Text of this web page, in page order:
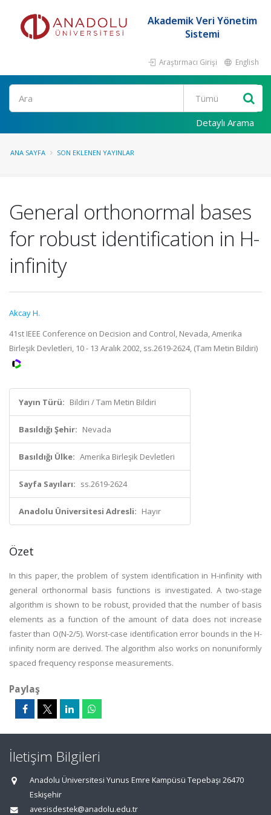
Akademik Veri Yönetim
Sistemi
Araştırmacı Girişi English
Ara
Detaylı Arama
ANA SAYFA SON EKLENEN YAYINLAR
General orthonormal bases
for robust identification in H-
infinity
Akcay H.
41st IEEE Conference on Decision and Control, Nevada, Amerika
Birleşik Devletleri, 10 - 13 Aralık 2002, ss.2619-2624, (Tam Metin Bildiri)
Yayın Türü: Bildiri / Tam Metin Bildiri
Basıldığı Şehir: Nevada
Basıldığı Ülke: Amerika Birleşik Devletleri
Sayfa Sayıları: ss.2619-2624
Anadolu Üniversitesi Adresli: Hayır
Özet
In this paper, the problem of system identification in H-infinity with
general orthonormal basis functions is investigated. A two-stage
algorithm is shown to be robust, provided that the number of basis
elements as a function of the amount of data does not increase
faster than O(N-2/5). Worst-case identification error bounds in the H-
infinity norm are derived. The algorithm also works on nonuniformly
spaced frequency response measurements.
Paylaş
İletişim Bilgileri
Anadolu Üniversitesi Yunus Emre Kampüsü Tepebaşı 26470
Eskişehir
avesisdestek@anadolu.edu.tr